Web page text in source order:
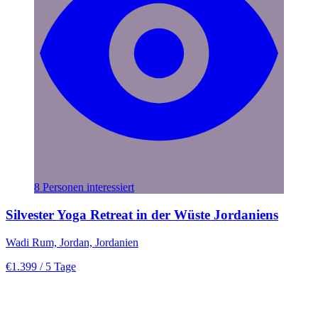
8 Personen interessiert
Silvester Yoga Retreat in der Wüste Jordaniens
Wadi Rum, Jordan, Jordanien
€1.399 / 5 Tage